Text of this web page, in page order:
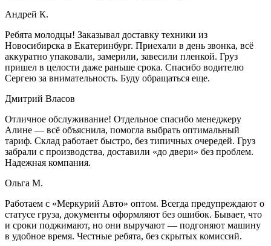
Андрей К.
Ребята молодцы! Заказывал доставку техники из
Новосибирска в Екатеринбург. Приехали в день звонка, всё
аккуратно упаковали, замерили, завесили пленкой. Груз
пришел в целости даже раньше срока. Спасибо водителю
Сергею за внимательность. Буду обращаться еще.
Дмитрий Власов
Отличное обслуживание! Отдельное спасибо менеджеру
Алине — всё объяснила, помогла выбрать оптимальный
тариф. Склад работает быстро, без типичных очередей. Груз
забрали с производства, доставили «до двери» без проблем.
Надежная компания.
Ольга М.
Работаем с «Меркурий Авто» оптом. Всегда предупреждают о
статусе груза, документы оформляют без ошибок. Бывает, что
и сроки поджимают, но они выручают — подгоняют машину
в удобное время. Честные ребята, без скрытых комиссий.